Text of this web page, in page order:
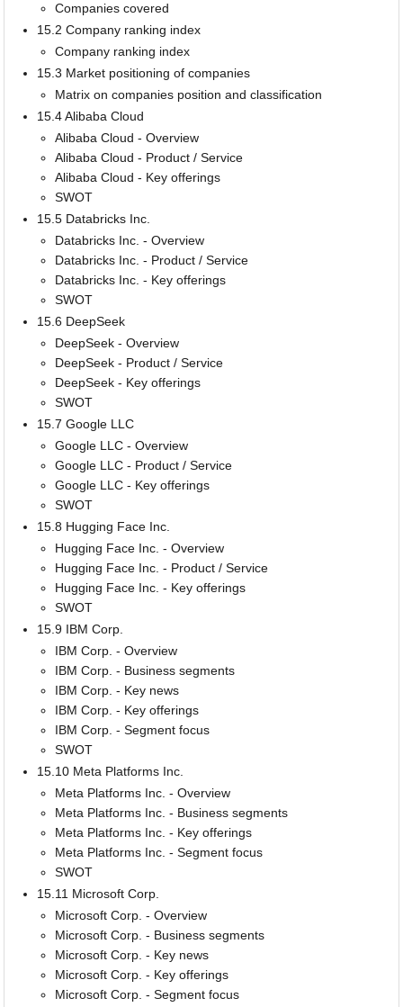
Companies covered
15.2 Company ranking index
Company ranking index
15.3 Market positioning of companies
Matrix on companies position and classification
15.4 Alibaba Cloud
Alibaba Cloud - Overview
Alibaba Cloud - Product / Service
Alibaba Cloud - Key offerings
SWOT
15.5 Databricks Inc.
Databricks Inc. - Overview
Databricks Inc. - Product / Service
Databricks Inc. - Key offerings
SWOT
15.6 DeepSeek
DeepSeek - Overview
DeepSeek - Product / Service
DeepSeek - Key offerings
SWOT
15.7 Google LLC
Google LLC - Overview
Google LLC - Product / Service
Google LLC - Key offerings
SWOT
15.8 Hugging Face Inc.
Hugging Face Inc. - Overview
Hugging Face Inc. - Product / Service
Hugging Face Inc. - Key offerings
SWOT
15.9 IBM Corp.
IBM Corp. - Overview
IBM Corp. - Business segments
IBM Corp. - Key news
IBM Corp. - Key offerings
IBM Corp. - Segment focus
SWOT
15.10 Meta Platforms Inc.
Meta Platforms Inc. - Overview
Meta Platforms Inc. - Business segments
Meta Platforms Inc. - Key offerings
Meta Platforms Inc. - Segment focus
SWOT
15.11 Microsoft Corp.
Microsoft Corp. - Overview
Microsoft Corp. - Business segments
Microsoft Corp. - Key news
Microsoft Corp. - Key offerings
Microsoft Corp. - Segment focus